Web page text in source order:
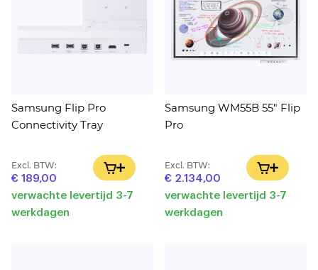
Samsung Flip Pro
Connectivity Tray
Excl. BTW:
€ 189,00
IN WINKELWAGEN
verwachte levertijd 3-7
werkdagen
Samsung WM55B 55" Flip
Pro
Excl. BTW:
€ 2.134,00
IN
verwachte levertijd 3-7
werkdagen